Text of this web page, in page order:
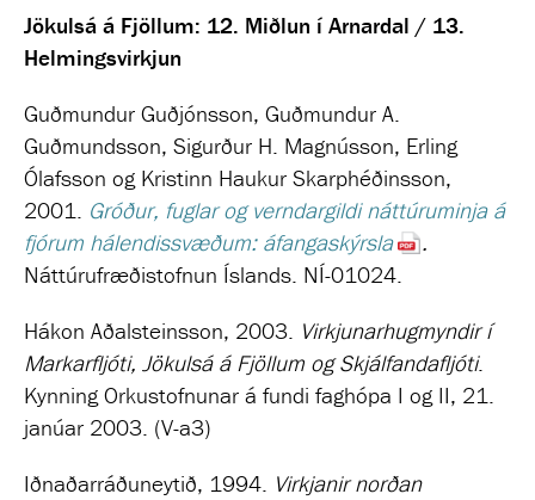
Jökulsá á Fjöllum: 12. Miðlun í Arnardal / 13.
Helmingsvirkjun
Guðmundur Guðjónsson, Guðmundur A.
Guðmundsson, Sigurður H. Magnússon, Erling
Ólafsson og Kristinn Haukur Skarphéðinsson,
2001. Gróður, fuglar og verndargildi náttúruminja á
fjórum hálendissvæðum: áfangaskýrsla
.
Náttúrufræðistofnun Íslands. NÍ-01024.
Hákon Aðalsteinsson, 2003. Virkjunarhugmyndir í
Markarfljóti, Jökulsá á Fjöllum og Skjálfandafljóti.
Kynning Orkustofnunar á fundi faghópa I og II, 21.
janúar 2003. (V-a3)
Iðnaðarráðuneytið, 1994. Virkjanir norðan